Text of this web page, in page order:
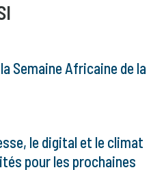
Semaine Africaine de la
le digital et le climat
pour les prochaines